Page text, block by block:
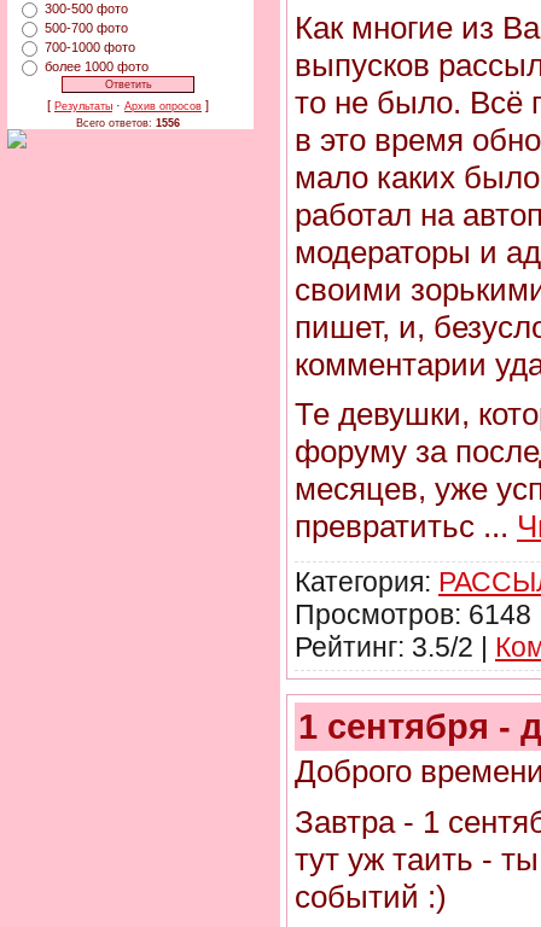
300-500 фото
500-700 фото
700-1000 фото
более 1000 фото
[ Результаты · Архив опросов ]
Всего ответов: 1556
Как многие из
выпусков
то не было. Всё
в это время
мало каких
работал на
модераторы и
своими
пишет, и,
комментарии
Те девушки,
форуму за
месяцев, уже
превратитьс ...
Категория:
Просмотров:
Рейтинг: 3.5/2 |
1 сентября -
Доброго
Завтра - 1
тут уж таить -
событий :)